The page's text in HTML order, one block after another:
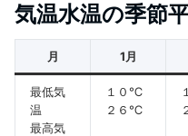
気温水温の季節
月 1月
最低気
温
最高気
１０℃
２６℃